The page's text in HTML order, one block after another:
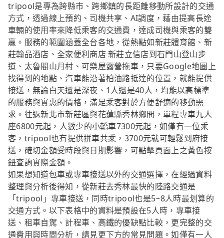
tripool是專為跨縣市、跨鄉鎮的長距離移動所設計的交通
方式，透過線上預約、司機共享、AI調度，藉由提高長途
車輛的使用率來降低乘客的交通費，達成司機與乘客的雙
贏。服務的範圍涵蓋全台各地，從熱點如新莊體育館、新
莊翰品酒店、全家便利商店 新莊立信店到石門山登山步
道、太魯閣山月村、可樂屋露營拖車，只要Google地圖上
找得到的地點、汽車能沿著柏油路抵達的位置，就能提供
接送，無論白天還是深夜、1人還是40人，均能以高標準
的服務與實惠的價格，滿足乘客對於方便舒適的移動需
求。往返新北市新莊區與花蓮縣秀林鄉間，單程專車九人
座6800元起，人數少的小轎車7300元起，如僅有一位乘
客，tripool也有提供拼車共乘，3700元就可輕鬆到府接
送，確切金額受時段與日期影響，可點擊頁面上之黃色按
鈕查詢實際金額。
如果想知道包車或專車接送以外的交通選擇，在經過資料
整理與分析後得知，從新莊去秀林最快的陸路交通是
「tripool」專車接送，同時tripool也是5~8人時最划算的
交通方式。以下表格中的資料是預設在5人時，專車接
送、租車自駕、計程車、高鐵的優缺點比較，更完整的交
通費用與時間分析，請見更下方的常見問題。如僅有一人